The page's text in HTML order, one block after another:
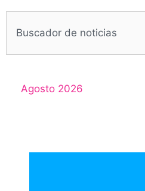
Agosto 2026